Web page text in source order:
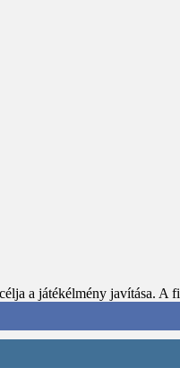
a játékélmény javítása. A